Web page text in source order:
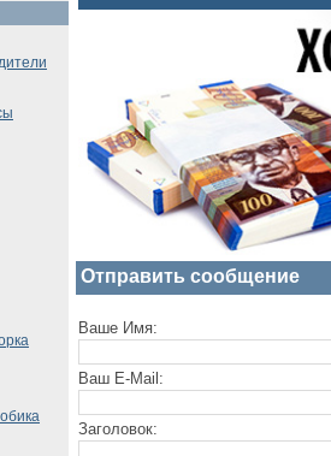
Отправить сообщение
Ваше Имя:
Ваш E-Mail:
Заголовок: